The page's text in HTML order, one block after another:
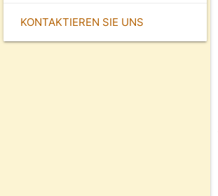
KONTAKTIEREN SIE UNS